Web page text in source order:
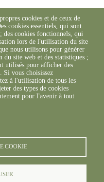
cookies et de ceux de
cookies essentiels, qui sont
des cookies fonctionnels, qui
lors de l'utilisation du site
nous utilisons pour générer
du site web et des statistiques ;
utilisés pour afficher des
Si vous choisissez
à l'utilisation de tous les
des types de cookies
pour l'avenir à tout
COOKIE